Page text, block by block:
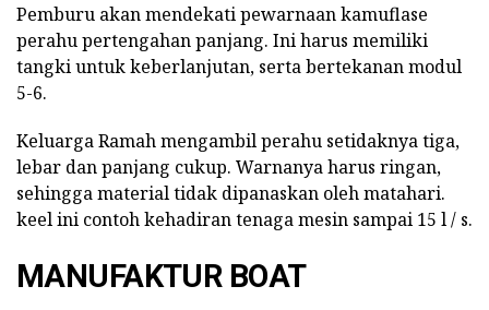
Pemburu akan mendekati pewarnaan kamuflase
perahu pertengahan panjang. Ini harus memiliki
tangki untuk keberlanjutan, serta bertekanan modul
5-6.
Keluarga Ramah mengambil perahu setidaknya tiga,
lebar dan panjang cukup. Warnanya harus ringan,
sehingga material tidak dipanaskan oleh matahari.
keel ini contoh kehadiran tenaga mesin sampai 15 l / s.
MANUFAKTUR BOAT